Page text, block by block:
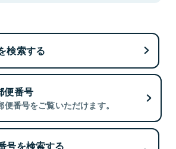
検索する
便番号
番号をご覧いただけます。
号を検索する